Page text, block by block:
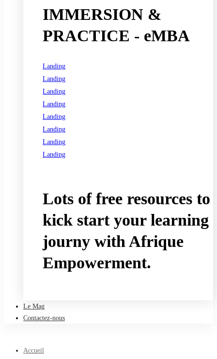
IMMERSION &
PRACTICE - eMBA
Landing
Landing
Landing
Landing
Landing
Landing
Landing
Landing
Lots of free resources to
kick start your learning
journy with Afrique
Empowerment.
Le Mag
Contactez-nous
Accueil